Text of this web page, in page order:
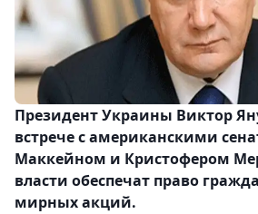
Президент Украины Виктор
встрече с американскими
Маккейном и Кристофером
власти обеспечат право
мирных акций.